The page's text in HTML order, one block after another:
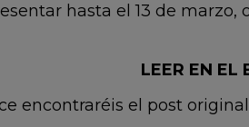
hasta el 13 de marzo,
LEER EN EL
encontraréis el post